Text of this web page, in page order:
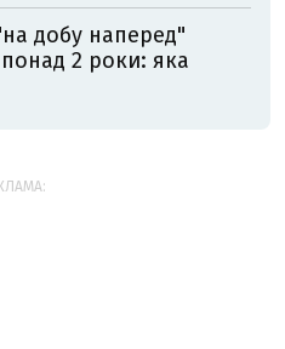
добу наперед"
2 роки: яка